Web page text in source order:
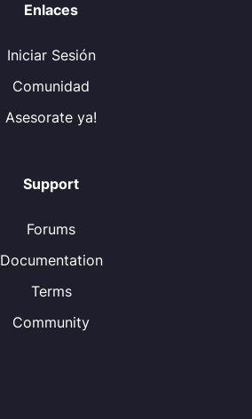
Enlaces
Iniciar Sesión
Comunidad
Asesorate ya!
Support
Forums
Documentation
Terms
Community